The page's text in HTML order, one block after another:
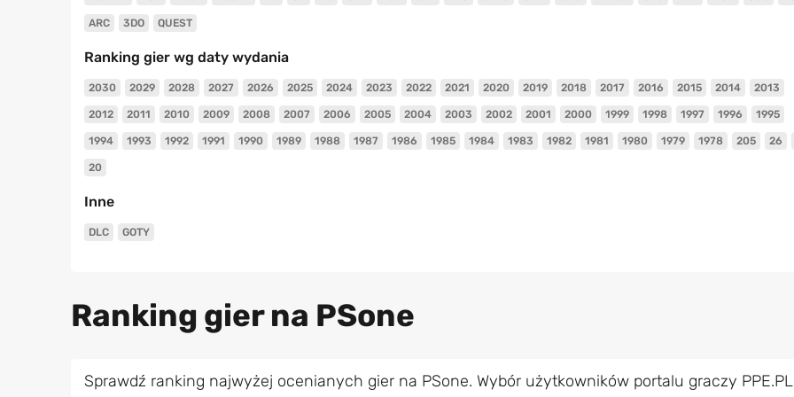
ARC 3DO QUEST
Ranking gier wg daty wydania
2030 2029 2028 2027 2026 2025 2024 2023 2022 2021 2020 2019 2018 2017 2016 2015 2014 2013
2012 2011 2010 2009 2008 2007 2006 2005 2004 2003 2002 2001 2000 1999 1998 1997 1996 1995
1994 1993 1992 1991 1990 1989 1988 1987 1986 1985 1984 1983 1982 1981 1980 1979 1978 205 26
20
Inne
DLC GOTY
Ranking gier na PSone
Sprawdź ranking najwyżej ocenianych gier na PSone. Wybór użytkowników portalu graczy PPE.PL